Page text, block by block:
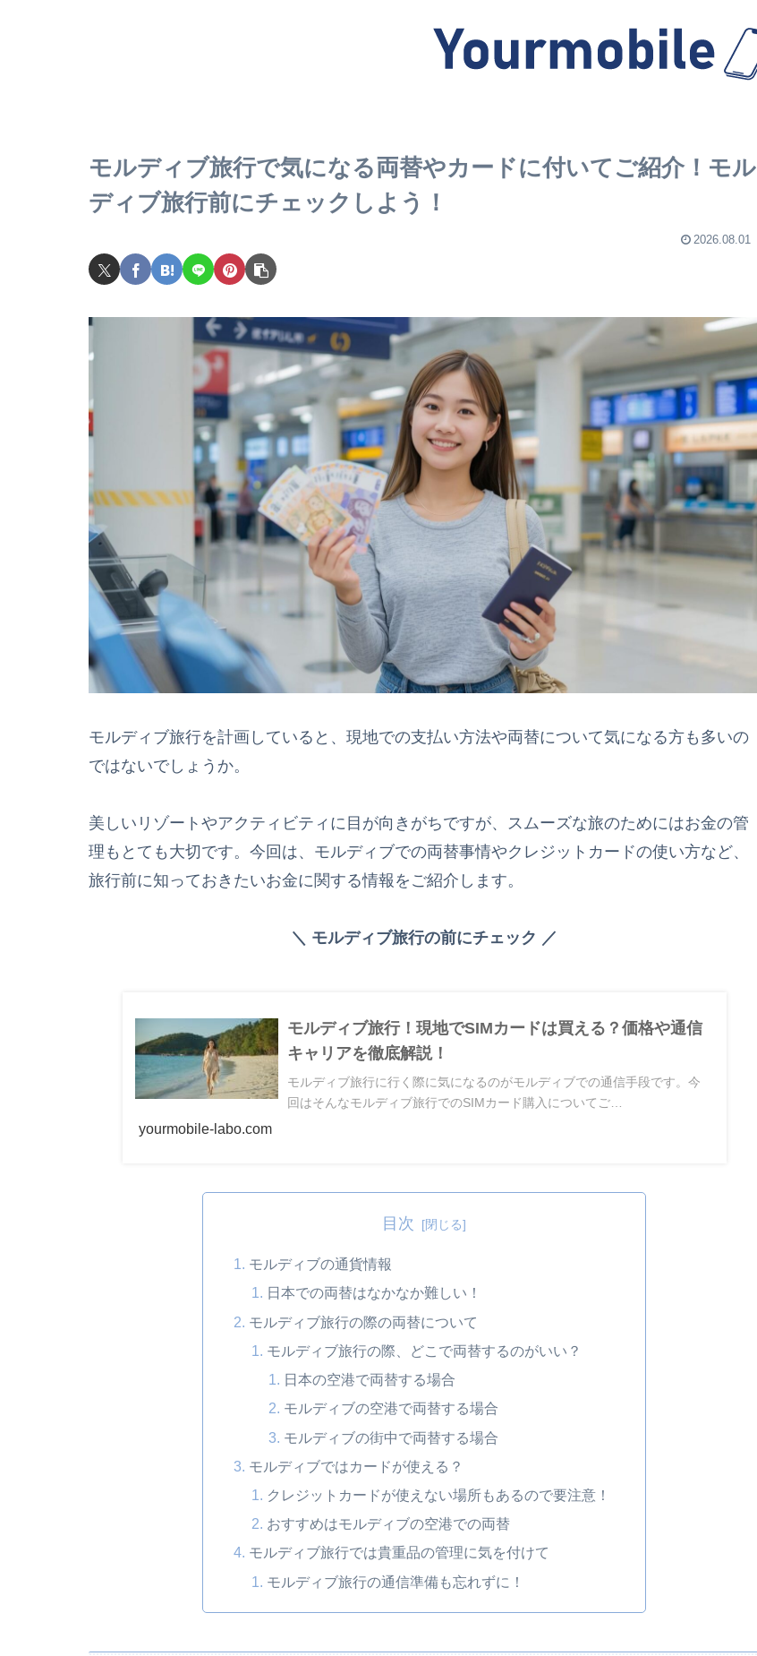
モルディブ旅行で気になる両替やカードに付いてご紹介！モル
ディブ旅行前にチェックしよう！
2026.08.01
モルディブ旅行を計画していると、現地での支払い方法や両替について気になる方も多いの
ではないでしょうか。
美しいリゾートやアクティビティに目が向きがちですが、スムーズな旅のためにはお金の管
理もとても大切です。今回は、モルディブでの両替事情やクレジットカードの使い方など、
旅行前に知っておきたいお金に関する情報をご紹介します。
＼ モルディブ旅行の前にチェック ／
モルディブ旅行！現地でSIMカードは買える？価格や通信
キャリアを徹底解説！
モルディブ旅行に行く際に気になるのがモルディブでの通信手段です。今
回はそんなモルディブ旅行でのSIMカード購入についてご…
yourmobile-labo.com
目次
モルディブの通貨情報
日本での両替はなかなか難しい！
モルディブ旅行の際の両替について
モルディブ旅行の際、どこで両替するのがいい？
日本の空港で両替する場合
モルディブの空港で両替する場合
モルディブの街中で両替する場合
モルディブではカードが使える？
クレジットカードが使えない場所もあるので要注意！
おすすめはモルディブの空港での両替
モルディブ旅行では貴重品の管理に気を付けて
モルディブ旅行の通信準備も忘れずに！